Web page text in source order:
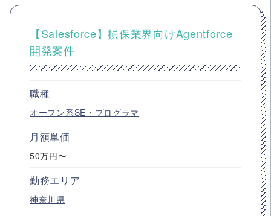
【Salesforce】損保業界向けAgentforce
開発案件
職種
オープン系SE・プログラマ
月額単価
50万円〜
勤務エリア
神奈川県